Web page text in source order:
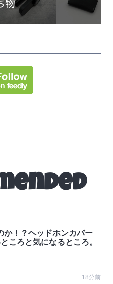
か！？ヘッドホンカバー
ころと気になるところ。
18分前